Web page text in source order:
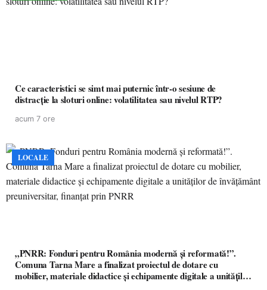
Ce caracteristici se simt mai puternic într-o sesiune de
distracție la sloturi online: volatilitatea sau nivelul RTP?
acum 7 ore
LOCALE
„PNRR: Fonduri pentru România modernă și reformată!”.
Comuna Tarna Mare a finalizat proiectul de dotare cu
mobilier, materiale didactice și echipamente digitale a unităților